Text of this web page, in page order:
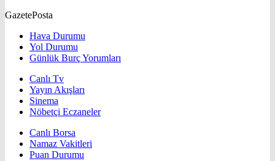
GazetePosta
Hava Durumu
Yol Durumu
Günlük Burç Yorumları
Canlı Tv
Yayın Akışları
Sinema
Nöbetçi Eczaneler
Canlı Borsa
Namaz Vakitleri
Puan Durumu